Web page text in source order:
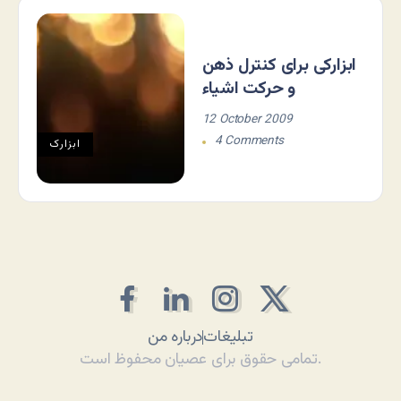
ابزارک
ابزارکی برای کنترل ذهن
و حرکت اشیاء
12 October 2009
4 Comments
درباره منتبلیغات
تمامی حقوق برای عصیان محفوظ است.